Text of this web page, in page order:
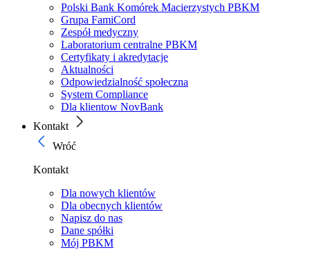
Polski Bank Komórek Macierzystych PBKM
Grupa FamiCord
Zespół medyczny
Laboratorium centralne PBKM
Certyfikaty i akredytacje
Aktualności
Odpowiedzialność społeczna
System Compliance
Dla klientow NovBank
Kontakt
Wróć
Kontakt
Dla nowych klientów
Dla obecnych klientów
Napisz do nas
Dane spółki
Mój PBKM